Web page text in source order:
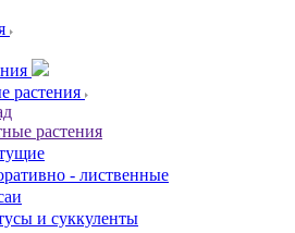
растения
растения
- лиственные
и суккуленты